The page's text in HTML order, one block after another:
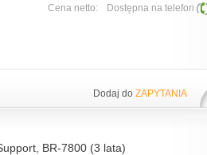
Cena netto: Dostępna na telefon
Dodaj do ZAPYTANIA
BR-7800 (3 lata)